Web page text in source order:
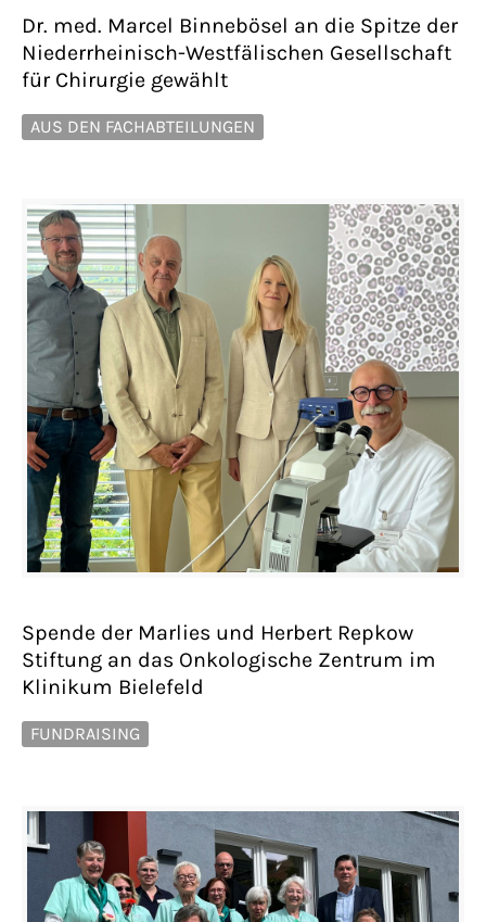
Dr. med. Marcel Binnebösel an die Spitze der
Niederrheinisch-Westfälischen Gesellschaft
für Chirurgie gewählt
AUS DEN FACHABTEILUNGEN
Spende der Marlies und Herbert Repkow
Stiftung an das Onkologische Zentrum im
Klinikum Bielefeld
FUNDRAISING